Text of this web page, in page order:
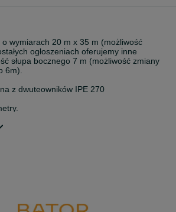
wymiarach 20 m x 35 m (możliwość
ogłoszeniach oferujemy inne
słupa bocznego 7 m (możliwość zmiany
6m).
z dwuteowników IPE 270
II; strefa obciążenia wiatrem I.